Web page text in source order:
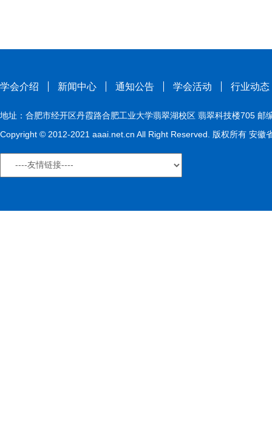
学会介绍 新闻中心 通知公告 学会活动 行业动态
地址：合肥市经开区丹霞路合肥工业大学翡翠湖校区 翡翠科技楼705
Copyright © 2012-2021 aaai.net.cn All Right Reserved. 版权所有 安徽